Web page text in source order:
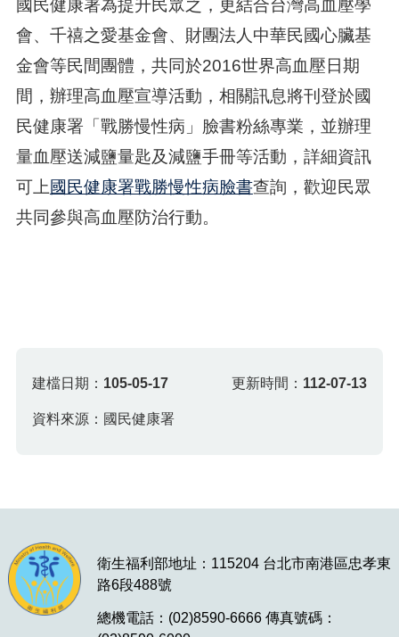
國民健康署為提升民眾之，更結合台灣高血壓學
會、千禧之愛基金會、財團法人中華民國心臟基
金會等民間團體，共同於2016世界高血壓日期
間，辦理高血壓宣導活動，相關訊息將刊登於國
民健康署「戰勝慢性病」臉書粉絲專業，並辦理
量血壓送減鹽量匙及減鹽手冊等活動，詳細資訊
可上 國民健康署戰勝慢性病臉書查詢，歡迎民眾
共同參與高血壓防治行動。
建檔日期： 105-05-17 更新時間： 112-07-13
資料來源：國民健康署
衛生福利部地址：115204 台北市南港區忠孝東
路6段488號
總機電話：(02)8590-6666 傳真號碼：